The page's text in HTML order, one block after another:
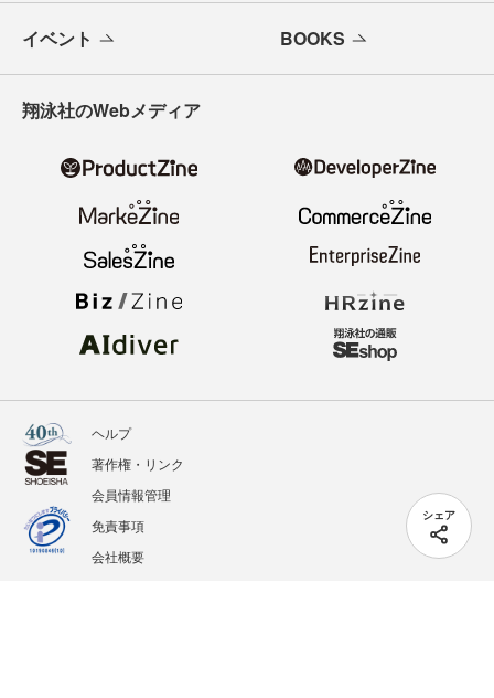
シェア
イベント BOOKS
翔泳社のWebメディア
ヘルプ
著作権・リンク
会員情報管理
免責事項
会社概要